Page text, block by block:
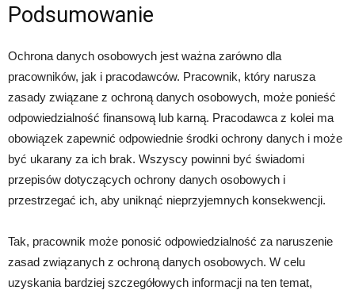
Podsumowanie
Ochrona danych osobowych jest ważna zarówno dla
pracowników, jak i pracodawców. Pracownik, który narusza
zasady związane z ochroną danych osobowych, może ponieść
odpowiedzialność finansową lub karną. Pracodawca z kolei ma
obowiązek zapewnić odpowiednie środki ochrony danych i może
być ukarany za ich brak. Wszyscy powinni być świadomi
przepisów dotyczących ochrony danych osobowych i
przestrzegać ich, aby uniknąć nieprzyjemnych konsekwencji.
Tak, pracownik może ponosić odpowiedzialność za naruszenie
zasad związanych z ochroną danych osobowych. W celu
uzyskania bardziej szczegółowych informacji na ten temat,